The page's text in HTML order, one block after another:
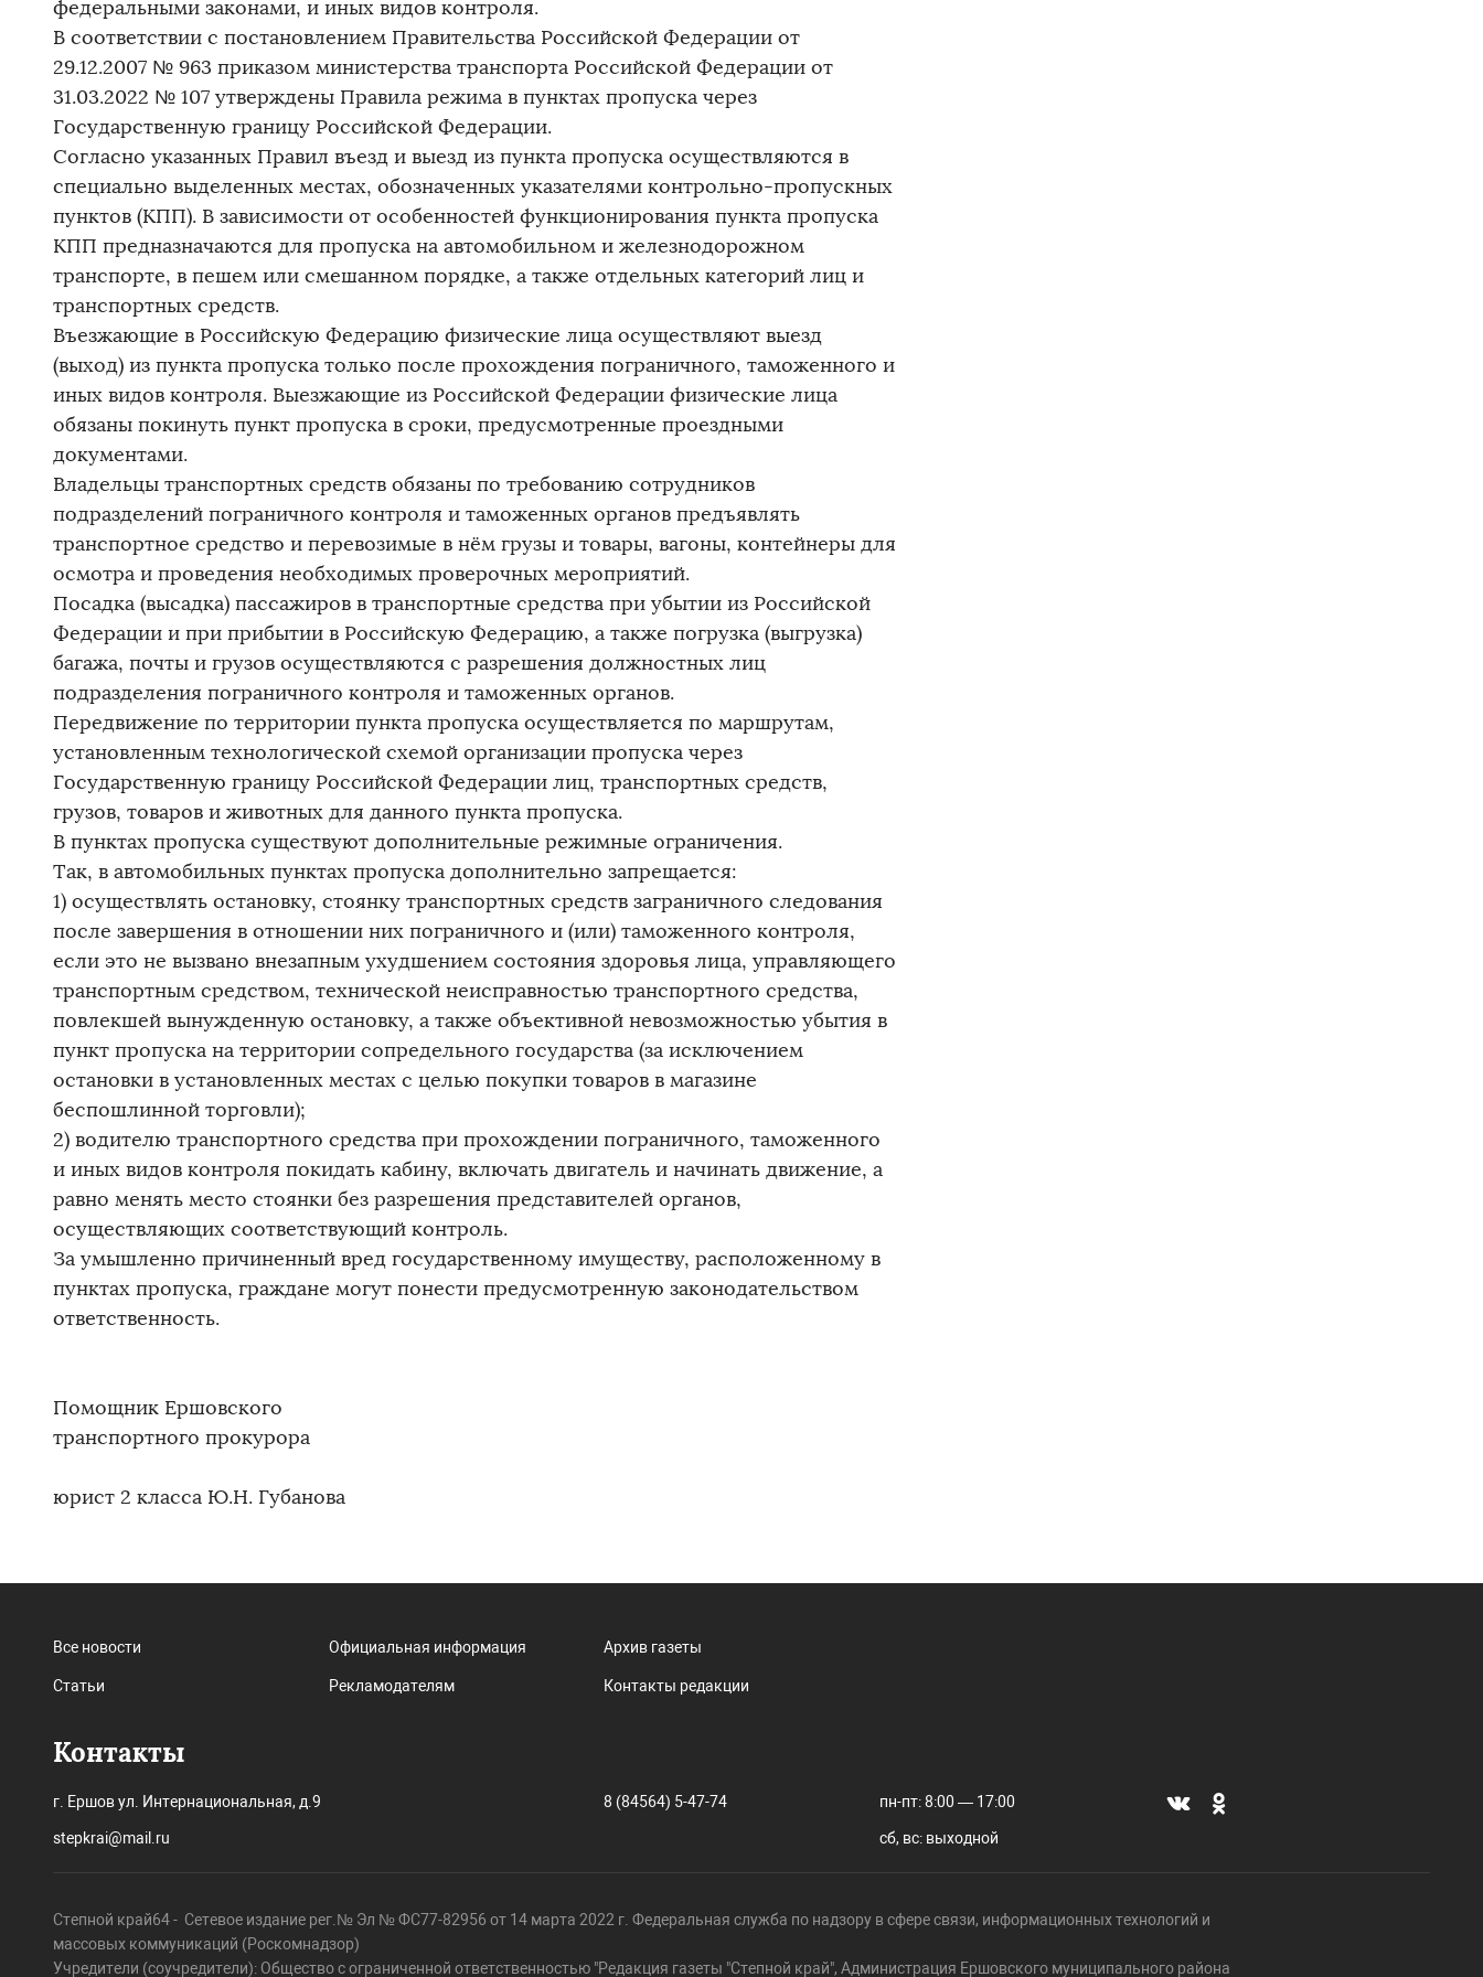
федеральными законами, и иных видов контроля.
В соответствии с постановлением Правительства Российской Федерации от
29.12.2007 № 963 приказом министерства транспорта Российской Федерации от
31.03.2022 № 107 утверждены Правила режима в пунктах пропуска через
Государственную границу Российской Федерации.
Согласно указанных Правил въезд и выезд из пункта пропуска осуществляются в
специально выделенных местах, обозначенных указателями контрольно-пропускных
пунктов (КПП). В зависимости от особенностей функционирования пункта пропуска
КПП предназначаются для пропуска на автомобильном и железнодорожном
транспорте, в пешем или смешанном порядке, а также отдельных категорий лиц и
транспортных средств.
Въезжающие в Российскую Федерацию физические лица осуществляют выезд
(выход) из пункта пропуска только после прохождения пограничного, таможенного и
иных видов контроля. Выезжающие из Российской Федерации физические лица
обязаны покинуть пункт пропуска в сроки, предусмотренные проездными
документами.
Владельцы транспортных средств обязаны по требованию сотрудников
подразделений пограничного контроля и таможенных органов предъявлять
транспортное средство и перевозимые в нём грузы и товары, вагоны, контейнеры для
осмотра и проведения необходимых проверочных мероприятий.
Посадка (высадка) пассажиров в транспортные средства при убытии из Российской
Федерации и при прибытии в Российскую Федерацию, а также погрузка (выгрузка)
багажа, почты и грузов осуществляются с разрешения должностных лиц
подразделения пограничного контроля и таможенных органов.
Передвижение по территории пункта пропуска осуществляется по маршрутам,
установленным технологической схемой организации пропуска через
Государственную границу Российской Федерации лиц, транспортных средств,
грузов, товаров и животных для данного пункта пропуска.
В пунктах пропуска существуют дополнительные режимные ограничения.
Так, в автомобильных пунктах пропуска дополнительно запрещается:
1) осуществлять остановку, стоянку транспортных средств заграничного следования
после завершения в отношении них пограничного и (или) таможенного контроля,
если это не вызвано внезапным ухудшением состояния здоровья лица, управляющего
транспортным средством, технической неисправностью транспортного средства,
повлекшей вынужденную остановку, а также объективной невозможностью убытия в
пункт пропуска на территории сопредельного государства (за исключением
остановки в установленных местах с целью покупки товаров в магазине
беспошлинной торговли);
2) водителю транспортного средства при прохождении пограничного, таможенного
и иных видов контроля покидать кабину, включать двигатель и начинать движение, а
равно менять место стоянки без разрешения представителей органов,
осуществляющих соответствующий контроль.
За умышленно причиненный вред государственному имуществу, расположенному в
пунктах пропуска, граждане могут понести предусмотренную законодательством
ответственность.
Помощник Ершовского
транспортного прокурора
юрист 2 класса Ю.Н. Губанова
Все новости
Статьи
Официальная информация
Рекламодателям
Архив газеты
Контакты редакции
Контакты
г. Ершов ул. Интернациональная, д.9
stepkrai@mail.ru
8 (84564) 5-47-74 пн-пт: 8:00 — 17:00
сб, вс: выходной
Степной край64 - Сетевое издание рег.№ Эл № ФС77-82956 от 14 марта 2022 г. Федеральная служба по надзору в сфере связи, информационных технологий и
массовых коммуникаций (Роскомнадзор)
Учредители (соучредители): Общество с ограниченной ответственностью "Редакция газеты "Степной край", Администрация Ершовского муниципального района